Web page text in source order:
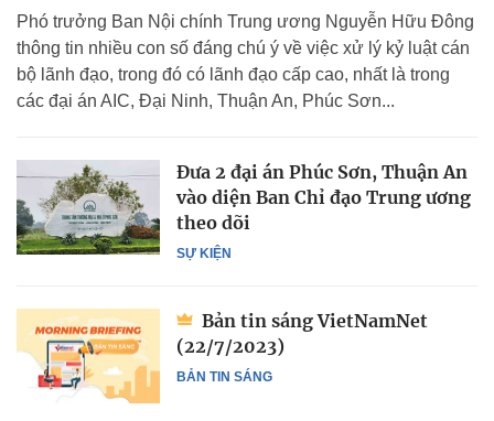
Phó trưởng Ban Nội chính Trung ương Nguyễn Hữu Đông
thông tin nhiều con số đáng chú ý về việc xử lý kỷ luật cán
bộ lãnh đạo, trong đó có lãnh đạo cấp cao, nhất là trong
các đại án AIC, Đại Ninh, Thuận An, Phúc Sơn...
SỰ KIỆN
Đưa 2 đại án Phúc Sơn, Thuận An
vào diện Ban Chỉ đạo Trung ương
theo dõi
BẢN TIN SÁNG
Bản tin sáng VietNamNet
(22/7/2023)